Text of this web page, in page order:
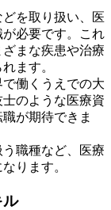
を取り扱い、医
必要です。これ
まな疾患や治療
ます。
働くうえでの大
のような医療資
が期待できま
職種など、医療
ります。
ル